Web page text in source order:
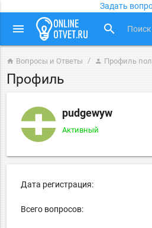
Задать
menu search
home Вопросы и Ответы person Профиль
Профиль
pudgewyw
Активный
Дата регистрация:
Всего вопросов: